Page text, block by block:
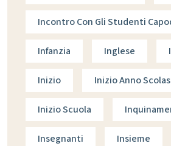
Incontro Con Gli Studenti
Infanzia Inglese
Inizio Inizio Anno
Inizio Scuola
Insegnanti Insieme